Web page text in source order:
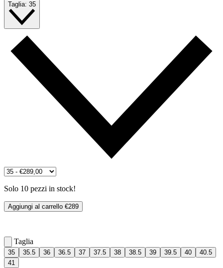
Taglia: 35
Solo 10 pezzi in stock!
Aggiungi al carrello €289
Taglia
35 35.5 36 36.5 37 37.5 38 38.5 39 39.5 40
40.5
41